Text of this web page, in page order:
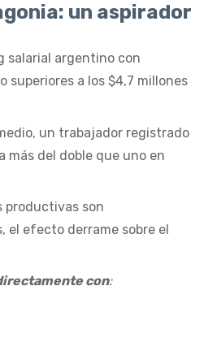
un aspirador
salarial argentino con
superiores a los $4,7 millones
un trabajador registrado
más del doble que uno en
productivas son
el efecto derrame sobre el
con: